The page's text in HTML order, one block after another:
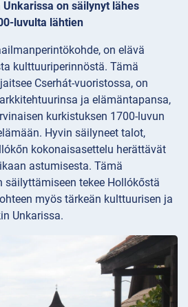
on säilynyt lähes
luvulta lähtien
on elävä
kulttuuriperinnöstä. Tämä
Cserhát-vuoristossa, on
ja elämäntapansa,
kurkistuksen 1700-luvun
Hyvin säilyneet talot,
kokonaisasettelu herättävät
astumisesta. Tämä
tekee Hollókőstä
myös tärkeän kulttuurisen ja
Unkarissa.